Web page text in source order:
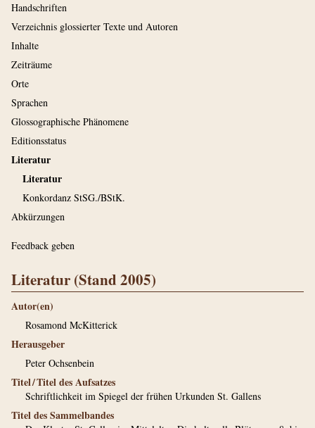
Handschriften
Verzeichnis glossierter Texte und Autoren
Inhalte
Zeiträume
Orte
Sprachen
Glossographische Phänomene
Editionsstatus
Literatur
Literatur
Konkordanz StSG./BStK.
Abkürzungen
Feedback geben
Literatur (Stand 2005)
Autor(en)
Rosamond McKitterick
Herausgeber
Peter Ochsenbein
Titel / Titel des Aufsatzes
Schriftlichkeit im Spiegel der frühen Urkunden St. Gallens
Titel des Sammelbandes